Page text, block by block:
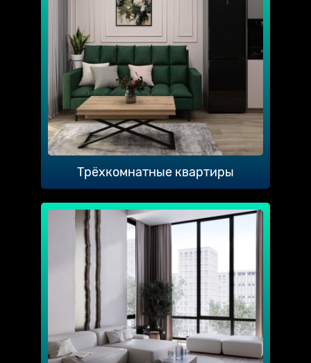
Трёхкомнатные квартиры